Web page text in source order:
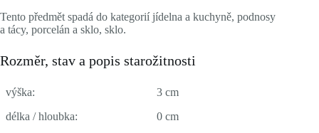
Tento předmět spadá do kategorií jídelna a kuchyně, podnosy
a tácy, porcelán a sklo, sklo.
Rozměr, stav a popis starožitnosti
výška:
3 cm
délka / hloubka:
0 cm